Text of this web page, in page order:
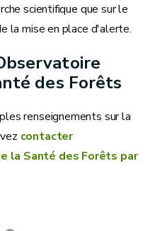
scientifique que sur le
la mise en place d'alerte.
des Forêts
renseignements sur la
contacter
la Santé des Forêts par